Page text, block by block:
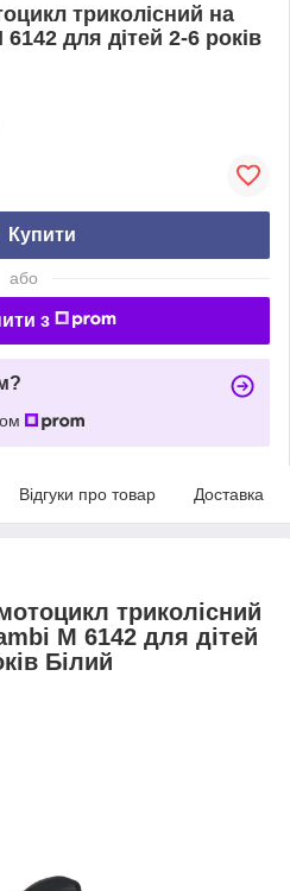
триколісний на
для дітей 2-6 років
Купити
або
з
Відгуки про товар Доставка
триколісний
M 6142 для дітей
Білий